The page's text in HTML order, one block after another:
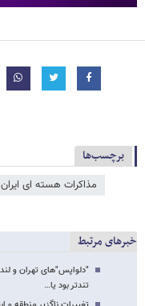
برچسب‌ها
مذاکرات هسته ای ایران با 5
خبرهای مرتبط
"دلواپس"های تهران و
تندتر بود یا…